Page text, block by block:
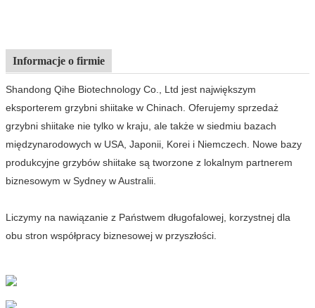
Informacje o firmie
Shandong Qihe Biotechnology Co., Ltd jest największym
eksporterem grzybni shiitake w Chinach. Oferujemy sprzedaż
grzybni shiitake nie tylko w kraju, ale także w siedmiu bazach
międzynarodowych w USA, Japonii, Korei i Niemczech. Nowe bazy
produkcyjne grzybów shiitake są tworzone z lokalnym partnerem
biznesowym w Sydney w Australii.
Liczymy na nawiązanie z Państwem długofalowej, korzystnej dla
obu stron współpracy biznesowej w przyszłości.